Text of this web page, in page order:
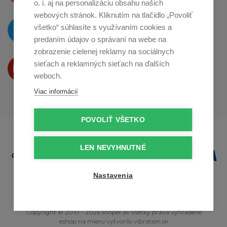
O novinkách píšeme
na Twitteri
Produkty Vám predstavujeme
naYoutube
Copyright © 2010 - 2026 snoper.sk Všetky práva vyhradené
eshop na mieru vytvorilo vibration.sk
o. i. aj na personalizáciu obsahu našich
webových stránok. Kliknutím na tlačidlo „Povoliť
všetko“ súhlasíte s využívaním cookies a
predaním údajov o správaní na webe na
zobrazenie cielenej reklamy na sociálnych
sieťach a reklamných sieťach na ďalších
weboch.
Viac informácií
POVOLIŤ VŠETKO
LEN NEVYHNUTNÉ
Nastavenia